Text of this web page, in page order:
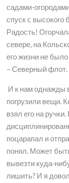
садами-
спуск с высокого
Радость!
севере, на
его жизни не
– Северный флот.
И к нам однажды
погрузили вещи.
взял его на
поцарапал и
понял. Может
вывезти куда-
лишить? И я